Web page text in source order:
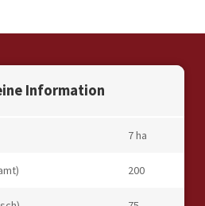
Information
7 ha
200